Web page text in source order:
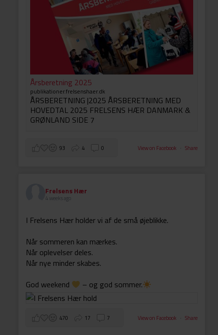
Årsberetning 2025
publikationer.frelsenshaer.dk
ÅRSBERETNING |2025 ÅRSBERETNING MED
HOVEDTAL 2025 FRELSENS HÆR DANMARK &
GRØNLAND SIDE 7
View on Facebook · Share
93 4 0
Frelsens Hær
4 weeks ago
I Frelsens Hær holder vi af de små øjeblikke.
Når sommeren kan mærkes.
Når oplevelser deles.
Når nye minder skabes.
God weekend
– og god sommer.
View on Facebook · Share
470 17 7